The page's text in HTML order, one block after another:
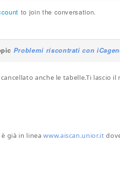
to join the conversation.
Problemi riscontrati con
anche le tabelle.Ti lascio
è già in lineawww.aiscan.unior.it